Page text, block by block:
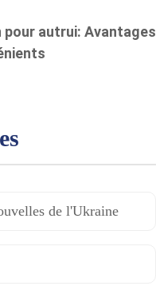
autrui: Avantages
de l'Ukraine